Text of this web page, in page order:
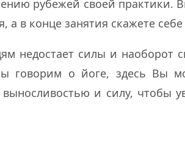
рубежей своей практики.
а в конце занятия скажете
недостает силы и наоборот
говорим о йоге, здесь Вы
и силу, чтобы